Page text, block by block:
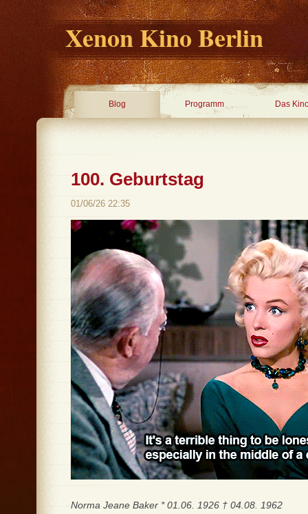
Xenon Kino Berlin
Blog Programm Das
100. Geburtstag
01/06/26 22:35
Norma Jeane Baker * 01.06. 1926 † 04.08. 1962